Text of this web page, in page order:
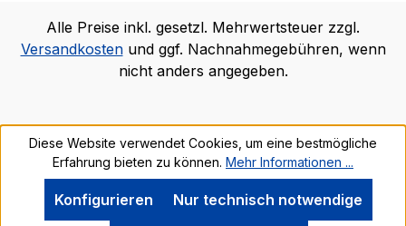
Alle Preise inkl. gesetzl. Mehrwertsteuer zzgl.
Versandkostenund ggf. Nachnahmegebühren, wenn
nicht anders angegeben.
Diese Website verwendet Cookies, um eine bestmögliche
Erfahrung bieten zu können. Mehr Informationen ...
Nur technisch notwendige
Konfigurieren